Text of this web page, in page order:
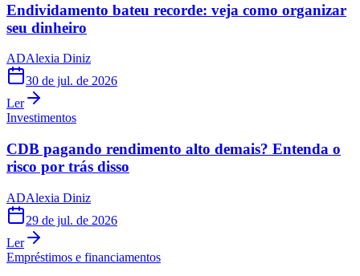
Endividamento bateu recorde: veja como organizar
seu dinheiro
ADAlexia Diniz
30 de jul. de 2026
Ler
Investimentos
CDB pagando rendimento alto demais? Entenda o
risco por trás disso
ADAlexia Diniz
29 de jul. de 2026
Ler
Empréstimos e financiamentos